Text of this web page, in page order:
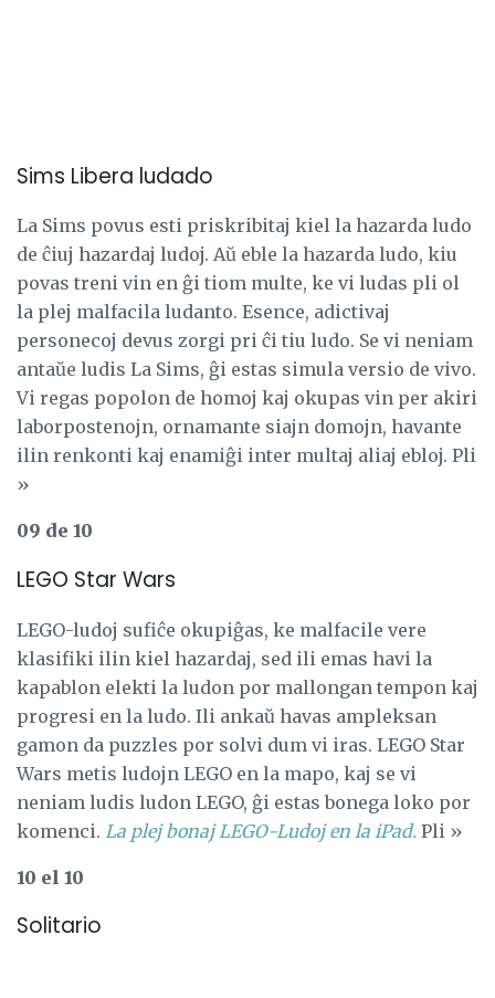
Sims Libera ludado
La Sims povus esti priskribitaj kiel la hazarda ludo
de ĉiuj hazardaj ludoj. Aŭ eble la hazarda ludo, kiu
povas treni vin en ĝi tiom multe, ke vi ludas pli ol
la plej malfacila ludanto. Esence, adictivaj
personecoj devus zorgi pri ĉi tiu ludo. Se vi neniam
antaŭe ludis La Sims, ĝi estas simula versio de vivo.
Vi regas popolon de homoj kaj okupas vin per akiri
laborpostenojn, ornamante siajn domojn, havante
ilin renkonti kaj enamiĝi inter multaj aliaj ebloj. Pli
»
09 de 10
LEGO Star Wars
LEGO-ludoj sufiĉe okupiĝas, ke malfacile vere
klasifiki ilin kiel hazardaj, sed ili emas havi la
kapablon elekti la ludon por mallongan tempon kaj
progresi en la ludo. Ili ankaŭ havas ampleksan
gamon da puzzles por solvi dum vi iras. LEGO Star
Wars metis ludojn LEGO en la mapo, kaj se vi
neniam ludis ludon LEGO, ĝi estas bonega loko por
komenci. La plej bonaj LEGO-Ludoj en la iPad. Pli »
10 el 10
Solitario